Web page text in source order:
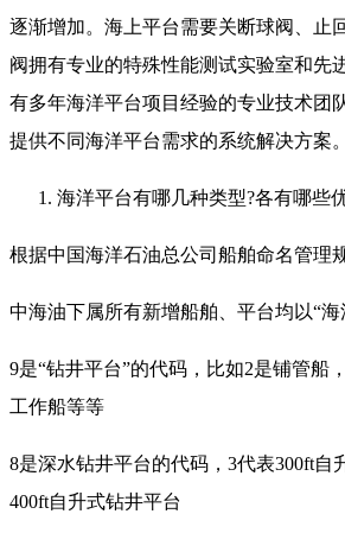
逐渐增加。海上平台需要关断球阀、止
阀拥有专业的特殊性能测试实验室和先
有多年海洋平台项目经验的专业技术团
提供不同海洋平台需求的系统解决方案。
海洋平台有哪几种类型?各有哪些
根据中国海洋石油总公司船舶命名管理
中海油下属所有新增船舶、平台均以“海
9是“钻井平台”的代码，比如2是铺管船
工作船等等
8是深水钻井平台的代码，3代表300ft自
400ft自升式钻井平台